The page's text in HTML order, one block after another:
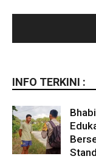
INFO TERKINI :